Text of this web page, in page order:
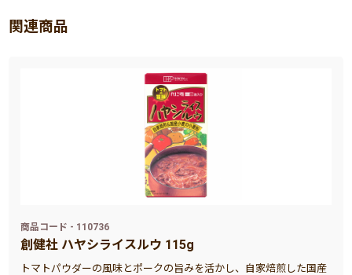
関連商品
商品コード - 110736
創健社 ハヤシライスルウ 115g
トマトパウダーの風味とポークの旨みを活かし、自家焙煎した国産